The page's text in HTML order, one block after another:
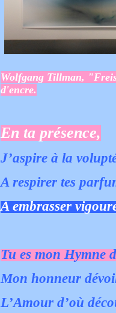
Wolfgang Tillman,
d'encre.
En ta présence,
J’aspire à la
A respirer tes
A embrasser
Tu es mon Hymne
Mon honneur
L’Amour d’où